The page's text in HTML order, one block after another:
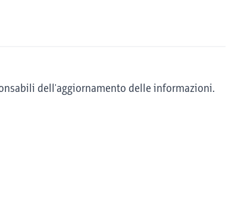
dell'aggiornamento delle informazioni.